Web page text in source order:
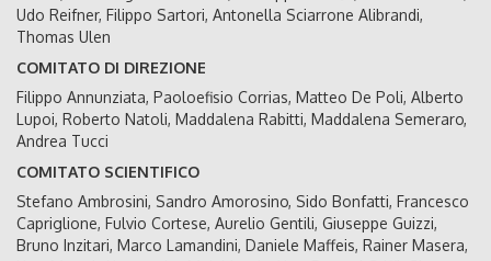
Udo Reifner, Filippo Sartori, Antonella Sciarrone Alibrandi,
Thomas Ulen
COMITATO DI DIREZIONE
Filippo Annunziata, Paoloefisio Corrias, Matteo De Poli, Alberto
Lupoi, Roberto Natoli, Maddalena Rabitti, Maddalena Semeraro,
Andrea Tucci
COMITATO SCIENTIFICO
Stefano Ambrosini, Sandro Amorosino, Sido Bonfatti, Francesco
Capriglione, Fulvio Cortese, Aurelio Gentili, Giuseppe Guizzi,
Bruno Inzitari, Marco Lamandini, Daniele Maffeis, Rainer Masera,